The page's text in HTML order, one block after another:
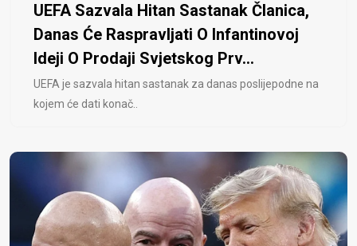
UEFA Sazvala Hitan Sastanak Članica,
Danas Će Raspravljati O Infantinovoj
Ideji O Prodaji Svjetskog Prv...
UEFA je sazvala hitan sastanak za danas poslijepodne na
kojem će dati konač..